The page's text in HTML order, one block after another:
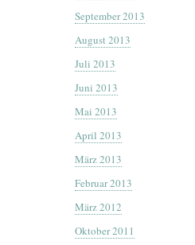
September 2013
August 2013
Juli 2013
Juni 2013
Mai 2013
April 2013
März 2013
Februar 2013
März 2012
Oktober 2011